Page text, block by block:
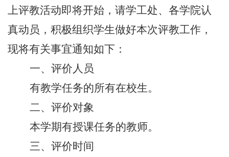
上评教活动即将开始，请学工处、各学院认
真动员，积极组织学生做好本次评教工作，
现将有关事宜通知如下：
一、 评价人员
有教学任务的所有在校生。
二、 评价对象
本学期有授课任务的教师。
三、 评价时间